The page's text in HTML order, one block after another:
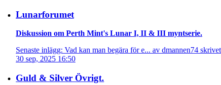
Lunarforumet
Diskussion om Perth Mint's Lunar I, II & III myntserie.
Senaste inlägg: Vad kan man begära för e... av dmannen74 skrivet
30 sep, 2025 16:50
Guld & Silver Övrigt.